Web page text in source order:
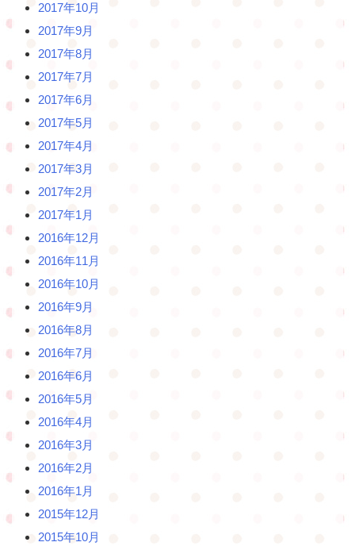
2017年10月
2017年9月
2017年8月
2017年7月
2017年6月
2017年5月
2017年4月
2017年3月
2017年2月
2017年1月
2016年12月
2016年11月
2016年10月
2016年9月
2016年8月
2016年7月
2016年6月
2016年5月
2016年4月
2016年3月
2016年2月
2016年1月
2015年12月
2015年10月